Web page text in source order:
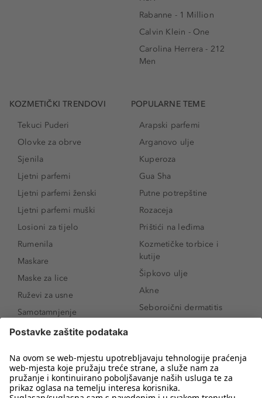
Rabanne - 1 Million
Calvin Klein - One
Carolina Herrera - 212
Men
KOZMETIČKI TRENDOVI
Tekuci Puderi
Olovke za obrve
Sjenila
Ljetni parfemi
Ljetni parfemi ženski
Ljetni parfemi muški
Losioni za tijelo
Rumenila
Maskare
Maske za lice
Ruževi za usne
Samotamnjenje
Puderi
Proizvodi za obrve
Sunce i zaštita
POPULARNE TEME
Arapski parfemi
Arganovo ulje
Kuperoza
Gua Sha
Putne potrepštine
Rozaceja
Prištići na leđima
Kozmetičke torbice i
kutije
Šipkovo ulje
Akne
Seboroični dermatitis
Novo
Koji mi parfem
odgovara?